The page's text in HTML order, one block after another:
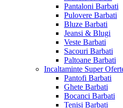
Pantaloni Barbati
Pulovere Barbati
Bluze Barbati
Jeansi & Blugi
Veste Barbati
Sacouri Barbati
Paltoane Barbati
Incaltaminte Super
Pantofi Barbati
Ghete Barbati
Bocanci Barbati
Tenisi Barbati